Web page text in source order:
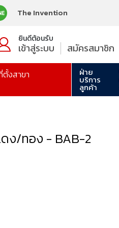
The Invention
ยินดีต้อนรับ
เข้าสู่ระบบ สมัครสมาชิก
ตั้งสาขา ฝ่าย
บริการ
ลูกค้า
ง/ทอง - BAB-2